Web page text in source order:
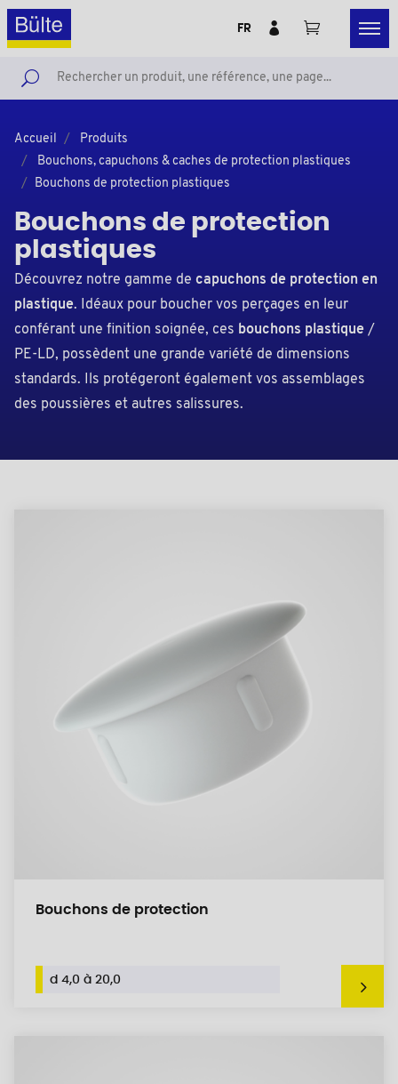
FR
Accueil
Produits
Bouchons, capuchons & caches de protection plastiques
Bouchons de protection plastiques
Bouchons de protection
plastiques
Découvrez notre gamme de capuchons de protection en
plastique. Idéaux pour boucher vos perçages en leur
conférant une finition soignée, ces bouchons plastique /
PE-LD, possèdent une grande variété de dimensions
standards. Ils protégeront également vos assemblages
des poussières et autres salissures.
Bouchons de protection
d 4,0 à 20,0